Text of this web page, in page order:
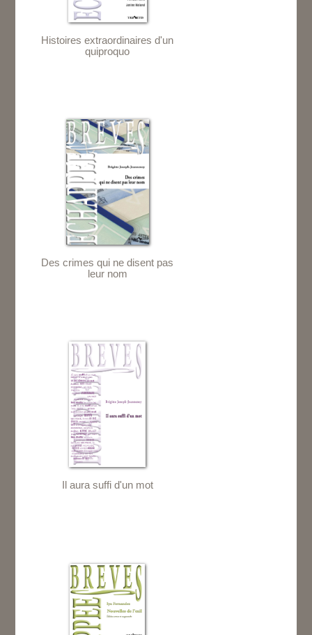
Histoires extraordinaires d'un
quiproquo
Des crimes qui ne disent pas
leur nom
Il aura suffi d'un mot